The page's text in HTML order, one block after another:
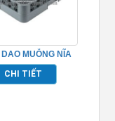
MUỖNG NĨA
TP691007
CHI TIẾT